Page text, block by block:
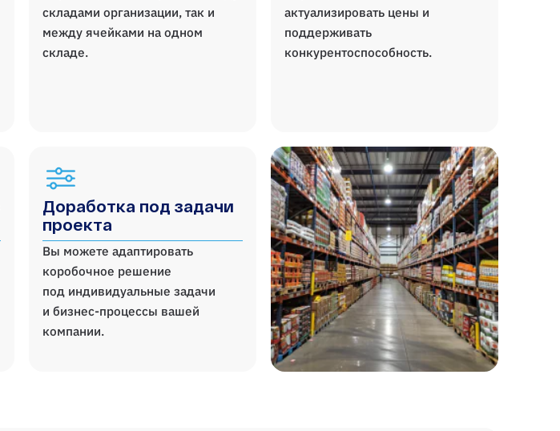
складами организации, так и
между ячейками на одном
складе.
актуализировать цены и
поддерживать
конкурентоспособность.
Доработка под задачи
проекта
Вы можете адаптировать
коробочное решение
под индивидуальные задачи
и бизнес-процессы вашей
компании.